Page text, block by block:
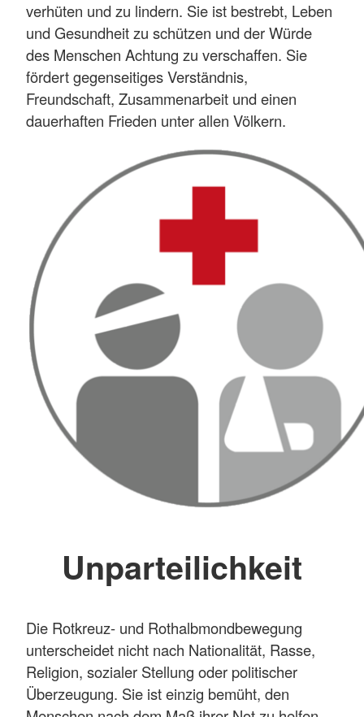
verhüten und zu lindern. Sie ist bestrebt, Leben
und Gesundheit zu schützen und der Würde
des Menschen Achtung zu verschaffen. Sie
fördert gegenseitiges Verständnis,
Freundschaft, Zusammenarbeit und einen
dauerhaften Frieden unter allen Völkern.
Unparteilichkeit
Die Rotkreuz- und Rothalbmondbewegung
unterscheidet nicht nach Nationalität, Rasse,
Religion, sozialer Stellung oder politischer
Überzeugung. Sie ist einzig bemüht, den